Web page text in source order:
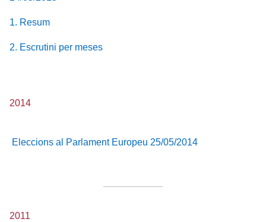
1. Resum
2. Escrutini per meses
2014
Eleccions al Parlament Europeu 25/05/2014
2011